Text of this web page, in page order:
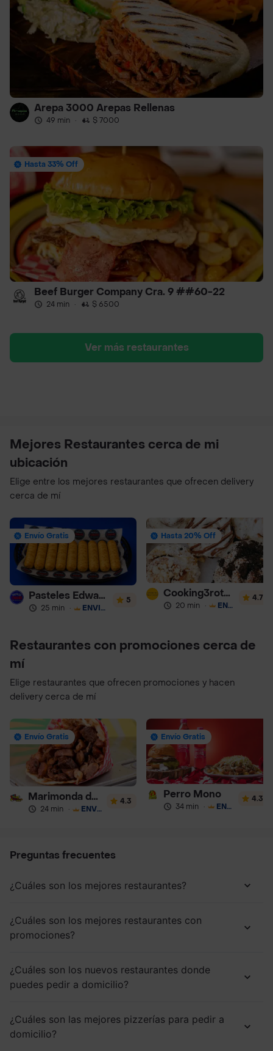
Arepa 3000 Arepas Rellenas
49 min · $ 7000
Hasta 33% Off
Beef Burger Company Cra. 9 ##60-22
24 min · $ 6500
Ver más restaurantes
Mejores Restaurantes cerca de mi
ubicación
Elige entre los mejores restaurantes que ofrecen delivery
cerca de mí
Envío Gratis
Pasteles Edward
25 min · ENVÍO GRATIS
5
Hasta 20% Off
Cooking3rothers
20 min · ENVÍO GRATIS
4.7
Restaurantes con promociones cerca de
mí
Elige restaurantes que ofrecen promociones y hacen
delivery cerca de mí
Envío Gratis
Marimonda del Mono
24 min · ENVÍO GRATIS
4.3
Envío Gratis
Perro Mono
34 min · ENVÍO GRATIS
4.3
Preguntas frecuentes
¿Cuáles son los mejores restaurantes?
¿Cuáles son los mejores restaurantes con
promociones?
¿Cuáles son los nuevos restaurantes donde
puedes pedir a domicilio?
¿Cuáles son las mejores pizzerías para pedir a
domicilio?